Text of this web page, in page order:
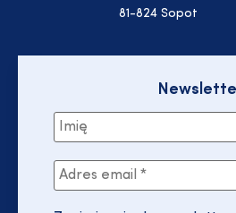
81-824 Sopot